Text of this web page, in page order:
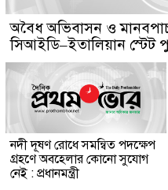
অবৈধ অভিবাসন ও
সিআইডি–ইতালিয়ান স্টেট
নদী দূষণ রোধে সমন্বিত পদক্ষেপ
গ্রহণে অবহেলার কোনো সুযোগ
নেই : প্রধানমন্ত্রী